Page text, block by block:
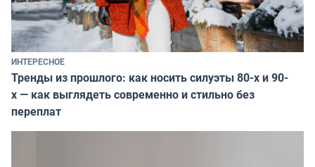
ИНТЕРЕСНОЕ
Тренды из прошлого: как носить силуэты 80-х и 90-
х — как выглядеть современно и стильно без
переплат